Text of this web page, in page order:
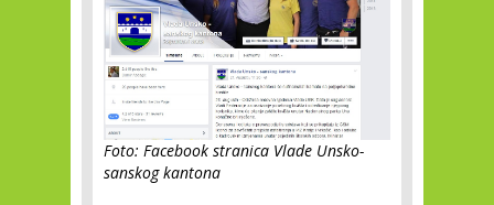
Foto: Facebook stranica Vlade Unsko-
sanskog kantona